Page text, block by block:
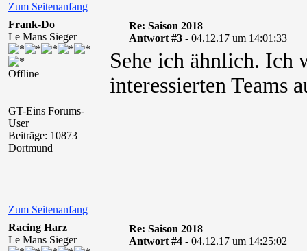
Zum Seitenanfang
Frank-Do
Le Mans Sieger
Offline
GT-Eins Forums-
User
Beiträge: 10873
Dortmund
Re: Saison 2018
Antwort #3 - 04.12.17 um 14:01:33
Sehe ich ähnlich. Ich
interessierten Teams
Zum Seitenanfang
Racing Harz
Le Mans Sieger
Re: Saison 2018
Antwort #4 - 04.12.17 um 14:25:02